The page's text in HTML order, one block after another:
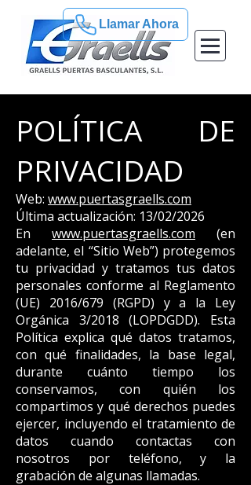
Llamar Ahora
POLÍTICA DE
PRIVACIDAD
Web: www.puertasgraells.com
Última actualización: 13/02/2026
En www.puertasgraells.com (en
adelante, el “Sitio Web”) protegemos
tu privacidad y tratamos tus datos
personales conforme al Reglamento
(UE) 2016/679 (RGPD) y a la Ley
Orgánica 3/2018 (LOPDGDD). Esta
Política explica qué datos tratamos,
con qué finalidades, la base legal,
durante cuánto tiempo los
conservamos, con quién los
compartimos y qué derechos puedes
ejercer, incluyendo el tratamiento de
datos cuando contactas con
nosotros por teléfono, y la
grabación de algunas llamadas.